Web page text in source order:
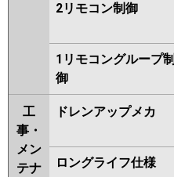
2リモコン制御
1リモコングループ制
御
工
事・
メン
テナ
ドレンアップメカ
ロングライフ仕様